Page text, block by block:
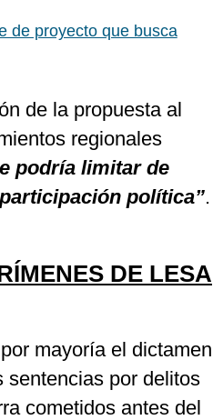
de proyecto que busca
de la propuesta al
regionales
podría limitar de
política”.
DE LESA
mayoría el dictamen
sentencias por delitos
cometidos antes del